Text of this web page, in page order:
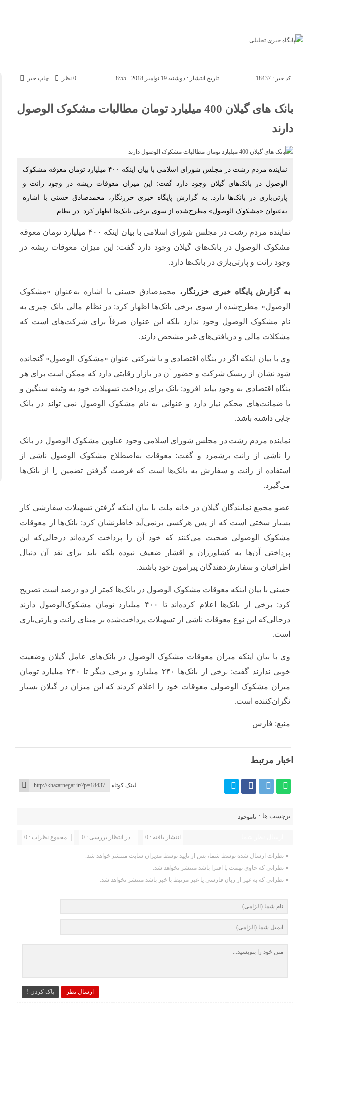
تاریخ انتشار : دوشنبه 19 نوامبر 2018 - 8:55 کد خبر : 18437 چاپ خبر 0 نظر
بانک های گیلان 400 میلیارد تومان مطالبات مشکوک الوصول
دارند
نماینده مردم رشت در مجلس شورای اسلامی با بیان اینکه ۴۰۰ میلیارد تومان معوقه مشکوک
الوصول در بانک‌های گیلان وجود دارد گفت: این میزان معوقات ریشه در وجود رانت و
پارتی‌بازی در بانک‌ها دارد. به گزارش پایگاه خبری خزرنگار، محمدصادق حسنی با اشاره
به‌عنوان «مشکوک الوصول» مطرح‌شده از سوی برخی بانک‌ها اظهار کرد: در نظام
نماینده مردم رشت در مجلس شورای اسلامی با بیان اینکه ۴۰۰ میلیارد تومان معوقه
مشکوک الوصول در بانک‌های گیلان وجود دارد گفت: این میزان معوقات ریشه در
وجود رانت و پارتی‌بازی در بانک‌ها دارد.
به گزارش پایگاه خبری خزرنگار، محمدصادق حسنی با اشاره به‌عنوان «مشکوک
الوصول» مطرح‌شده از سوی برخی بانک‌ها اظهار کرد: در نظام مالی بانک چیزی به
نام مشکوک الوصول وجود ندارد بلکه این عنوان صرفاً برای شرکت‌های است که
مشکلات مالی و دریافتی‌های غیر مشخص دارند.
وی با بیان اینکه اگر در بنگاه اقتصادی و یا شرکتی عنوان «مشکوک الوصول» گنجانده
شود نشان از ریسک شرکت و حضور آن در بازار رقابتی دارد که ممکن است برای هر
بنگاه اقتصادی به وجود بیاید افزود: بانک برای پرداخت تسهیلات خود به وثیقه سنگین و
یا ضمانت‌های محکم نیاز دارد و عنوانی به نام مشکوک الوصول نمی تواند در بانک
جایی داشته باشد.
نماینده مردم رشت در مجلس شورای اسلامی وجود عناوین مشکوک الوصول در بانک
را ناشی از رانت برشمرد و گفت: معوقات به‌اصطلاح مشکوک الوصول ناشی از
استفاده از رانت و سفارش به بانک‌ها است که فرصت گرفتن تضمین را از بانک‌ها
می‌گیرد.
عضو مجمع نمایندگان گیلان در خانه ملت با بیان اینکه گرفتن تسهیلات سفارشی کار
بسیار سختی است که از پس هرکسی برنمی‌آید خاطرنشان کرد: بانک‌ها از معوقات
مشکوک الوصولی صحبت می‌کنند که خود آن را پرداخت کرده‌اند درحالی‌که این
پرداختی آن‌ها به کشاورزان و اقشار ضعیف نبوده بلکه باید برای نقد آن دنبال
اطرافیان و سفارش‌دهندگان پیرامون خود باشند.
حسنی با بیان اینکه معوقات مشکوک الوصول در بانک‌ها کمتر از دو درصد است تصریح
کرد: برخی از بانک‌ها اعلام کرده‌اند تا ۴۰۰ میلیارد تومان مشکوک‌الوصول دارند
درحالی‌که این نوع معوقات ناشی از تسهیلات پرداخت‌شده بر مبنای رانت و پارتی‌بازی
است.
وی با بیان اینکه میزان معوقات مشکوک الوصول در بانک‌های عامل گیلان وضعیت
خوبی ندارند گفت: برخی از بانک‌ها ۲۴۰ میلیارد و برخی دیگر تا ۲۳۰ میلیارد تومان
میزان مشکوک الوصولی معوقات خود را اعلام کردند که این میزان در گیلان بسیار
نگران‌کننده است.
منبع: فارس
اخبار مرتبط
لینک کوتاه
برچسب ها : ناموجود
مجموع نظرات : 0 در انتظار بررسی : 0 انتشار یافته : 0
نظرات ارسال شده توسط شما، پس از تایید توسط مدیران سایت منتشر خواهد شد.
نظراتی که حاوی تهمت یا افترا باشد منتشر نخواهد شد.
نظراتی که به غیر از زبان فارسی یا غیر مرتبط با خبر باشد منتشر نخواهد شد.
ارسال نظر پاک کردن !